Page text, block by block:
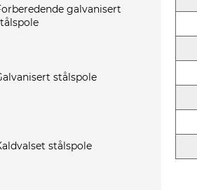
galvanisert
stålspole
stålspole